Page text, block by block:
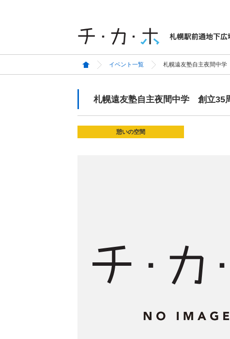
イベント一覧 札幌遠友塾自主夜間中
札幌遠友塾自主夜間中学 創立35
憩いの空間